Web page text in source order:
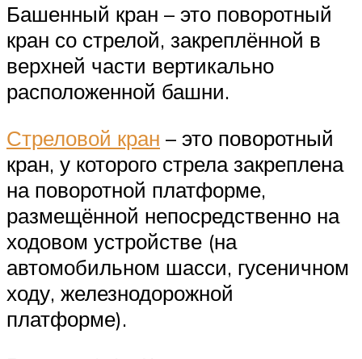
Башенный кран – это поворотный
кран со стрелой, закреплённой в
верхней части вертикально
расположенной башни.
Стреловой кран – это поворотный
кран, у которого стрела закреплена
на поворотной платформе,
размещённой непосредственно на
ходовом устройстве (на
автомобильном шасси, гусеничном
ходу, железнодорожной
платформе).